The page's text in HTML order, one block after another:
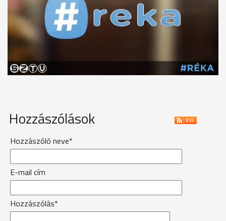
Hozzászólások
Hozzászóló neve*
E-mail cím
Hozzászólás*